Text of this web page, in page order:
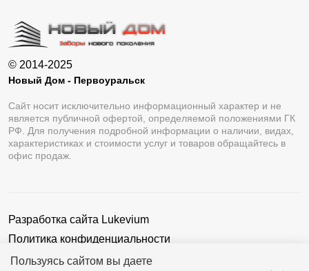
Пользуясь сайтом вы даете
© 2014-2025
Новый Дом - Первоуральск
Сайт носит исключительно информационный характер и не
является публичной офертой, определяемой положениями ГК
РФ. Для получения подробной информации о наличии, видах,
характеристиках и стоимости услуг и товаров обращайтесь в
офис продаж.
Разработка сайта Lukevium
Политика конфиденциальности
Пользовательское соглашение